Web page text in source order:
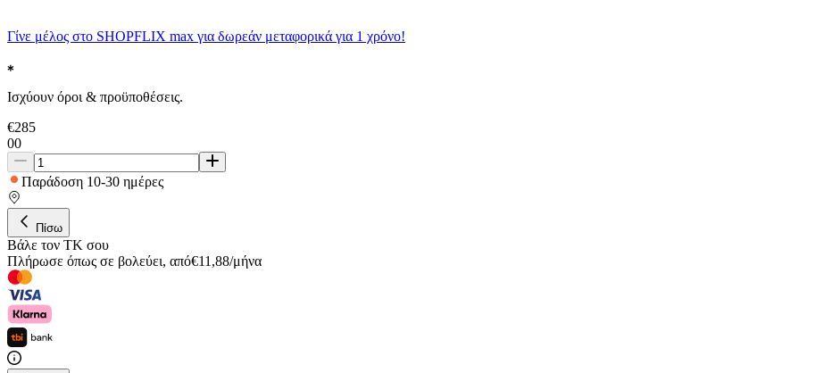
Γίνε μέλος στο SHOPFLIX max για δωρεάν μεταφορικά για 1 χρόνο!
Ισχύουν όροι & προϋποθέσεις.
€285
00
Παράδοση 10-30 ημέρες
Πίσω
Βάλε τον ΤΚ σου
Πλήρωσε όπως σε βολεύει, από€11,88/μήνα